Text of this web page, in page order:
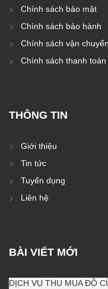
Chính sách bảo mật
Chính sách bảo hành
Chính sách vận chuyển
Chính sách thanh toán
THÔNG TIN
Giới thiệu
Tin tức
Tuyển dụng
Liên hệ
BÀI VIẾT MỚI
DỊCH VỤ THU MUA ĐỒ